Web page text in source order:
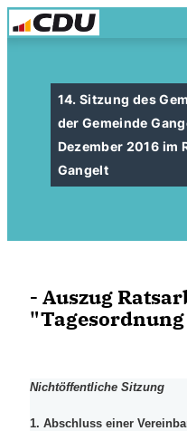
14. Sitzung des
der Gemeinde
Dezember 2016 im
Gangelt
- Auszug
"Tagesordnung
Nichtöffentliche Sitzung
1. Abschluss einer